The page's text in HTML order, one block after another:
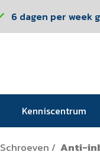
6 dagen per week
Kenniscentrum
Schroeven / Anti-